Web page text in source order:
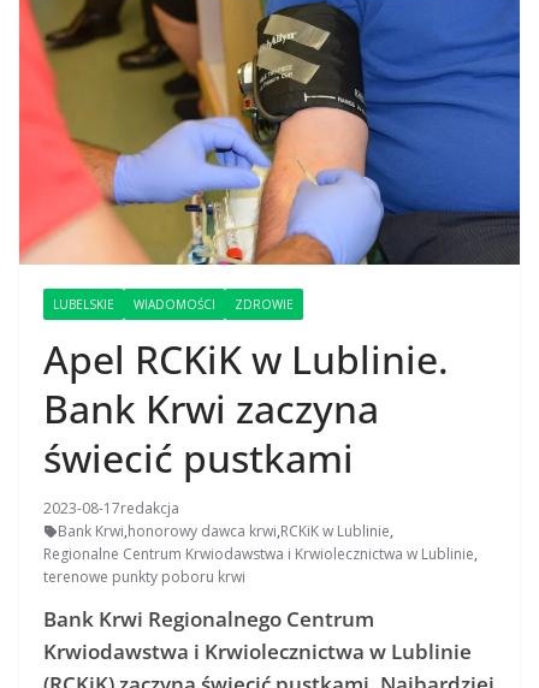
LUBELSKIE WIADOMOŚCI ZDROWIE
Apel RCKiK w Lublinie.
Bank Krwi zaczyna
świecić pustkami
2023-08-17redakcja
Bank Krwi,honorowy dawca krwi,RCKiK w Lublinie,
Regionalne Centrum Krwiodawstwa i Krwiolecznictwa w Lublinie,
terenowe punkty poboru krwi
Bank Krwi Regionalnego Centrum
Krwiodawstwa i Krwiolecznictwa w Lublinie